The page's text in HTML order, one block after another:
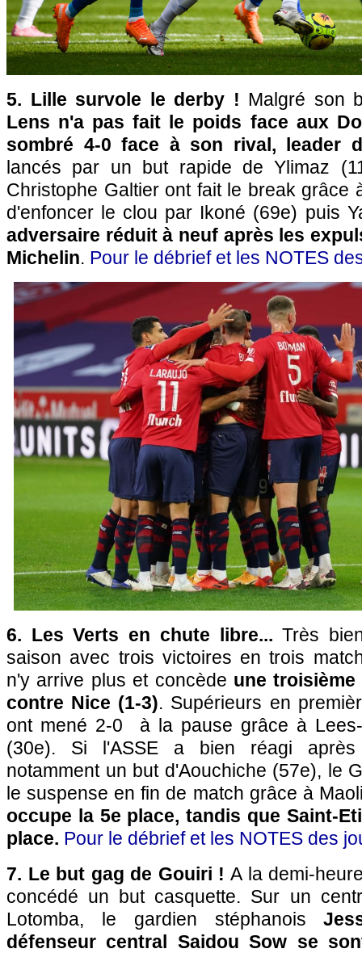
5. Lille survole le derby ! Malgré son
Lens n'a pas fait le poids face aux
sombré 4-0 face à son rival, leader
lancés par un but rapide de Ylimaz
Christophe Galtier ont fait le break grâce
d'enfoncer le clou par Ikoné (69e) puis
adversaire réduit à neuf après les
Michelin. Pour le débrief et les NOTES
6. Les Verts en chute libre... Très
saison avec trois victoires en trois
n'y arrive plus et concède une
contre Nice (1-3). Supérieurs en
ont mené 2-0 à la pause grâce à
(30e). Si l'ASSE a bien réagi
notamment un but d'Aouchiche (57e), le
le suspense en fin de match grâce à
occupe la 5e place, tandis que Saint-
place. Pour le débrief et les NOTES des
7. Le but gag de Gouiri ! A la demi-
concédé un but casquette. Sur un
Lotomba, le gardien stéphanois
défenseur central Saidou Sow se